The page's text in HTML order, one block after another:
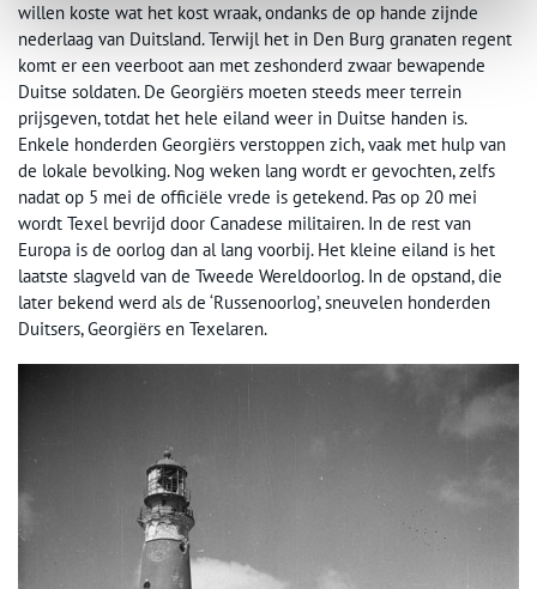
willen koste wat het kost wraak, ondanks de op hande zijnde
nederlaag van Duitsland. Terwijl het in Den Burg granaten regent
komt er een veerboot aan met zeshonderd zwaar bewapende
Duitse soldaten. De Georgiërs moeten steeds meer terrein
prijsgeven, totdat het hele eiland weer in Duitse handen is.
Enkele honderden Georgiërs verstoppen zich, vaak met hulp van
de lokale bevolking. Nog weken lang wordt er gevochten, zelfs
nadat op 5 mei de officiële vrede is getekend. Pas op 20 mei
wordt Texel bevrijd door Canadese militairen. In de rest van
Europa is de oorlog dan al lang voorbij. Het kleine eiland is het
laatste slagveld van de Tweede Wereldoorlog. In de opstand, die
later bekend werd als de ‘Russenoorlog’, sneuvelen honderden
Duitsers, Georgiërs en Texelaren.